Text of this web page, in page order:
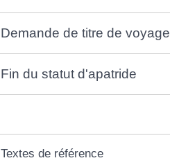
Demande de titre de voyage
Fin du statut d'apatride
Textes de référence